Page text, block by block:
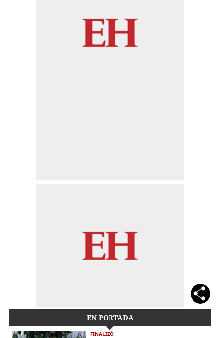
EN PORTADA
FINALIZÓ